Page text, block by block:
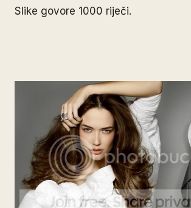
Slike govore 1000 riječi.